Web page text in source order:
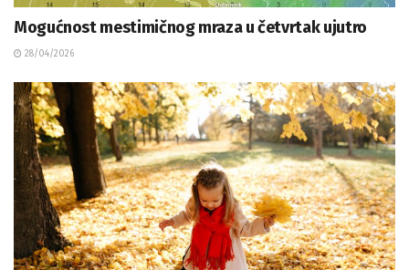
Mogućnost mestimičnog mraza u četvrtak ujutro
28/04/2026